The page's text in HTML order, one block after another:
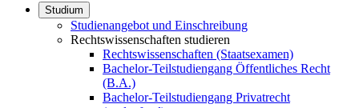
Studium
Studienangebot und Einschreibung
Rechtswissenschaften studieren
Rechtswissenschaften (Staatsexamen)
Bachelor-Teilstudiengang Öffentliches Recht
(B.A.)
Bachelor-Teilstudiengang Privatrecht